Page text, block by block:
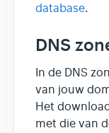
database.
DNS
In de DNS
van jouw
Het
met die van